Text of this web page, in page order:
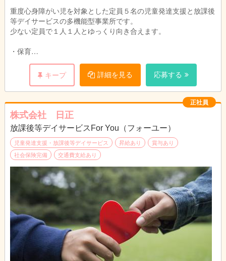
重度心身障がい児を対象とした定員５名の児童発達支援と放課後
等デイサービスの多機能型事業所です。
少ない定員で１人１人とゆっくり向き合えます。
・保育
・療育
・送迎 他 キープ 詳細を見る 応募する
正社員
株式会社 日正
放課後等デイサービスFor You（フォーユー）
児童発達支援・放課後等デイサービス 昇給あり
賞与あり
社会保険完備
交通費支給あり